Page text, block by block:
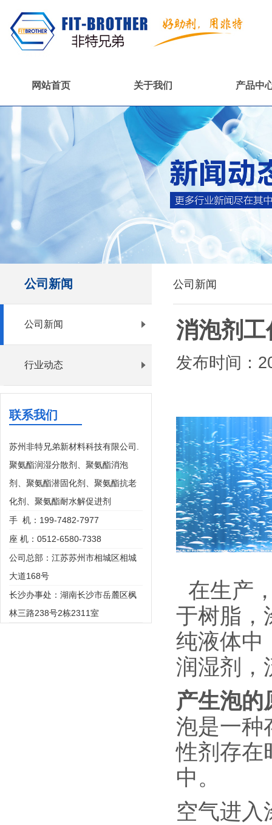
网站首页 关于我们 产品中
公司新闻
公司新闻
行业动态
联系我们
苏州非特兄弟新材料科技有限公司.
聚氨酯润湿分散剂、聚氨酯消泡
剂、聚氨酯潜固化剂、聚氨酯抗老
化剂、聚氨酯耐水解促进剂
手 机：199-7482-7977
座 机：0512-6580-7338
公司总部：江苏苏州市相城区相城
大道168号
长沙办事处：湖南长沙市岳麓区枫
林三路238号2栋2311室
公司新闻
消泡剂
发布时间：
在生产
于树脂，
纯液体中
润湿剂，
产生泡的
泡是一种
性剂存在
中。
空气进入